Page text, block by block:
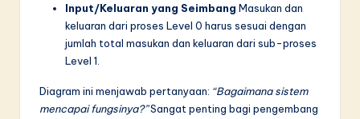
Input/Keluaran yang Seimbang Masukan dan
keluaran dari proses Level 0 harus sesuai dengan
jumlah total masukan dan keluaran dari sub-proses
Level 1.
Diagram ini menjawab pertanyaan: “Bagaimana sistem
mencapai fungsinya?”Sangat penting bagi pengembang